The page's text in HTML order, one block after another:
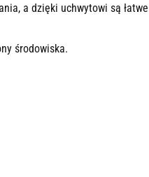
a dzięki uchwytowi są
środowiska.